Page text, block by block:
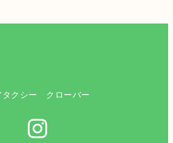
タクシー クローバー